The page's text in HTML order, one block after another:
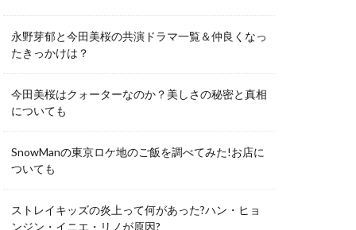
永野芽郁と今田美桜の共演ドラマ一覧＆仲良くなっ
たきっかけは？
今田美桜はクォーターなのか？美しさの秘密と真相
についても
SnowManの東京ロケ地のご飯を調べてみた!お店に
ついても
ストレイキッズの炎上って何があった?ハン・ヒョ
ンジン・イニエ・リノが原因?